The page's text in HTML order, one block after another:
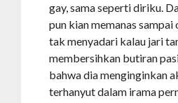
gay, sama seperti diriku.
pun kian memanas
tak menyadari kalau jari
membersihkan butiran
bahwa dia menginginkan
terhanyut dalam irama